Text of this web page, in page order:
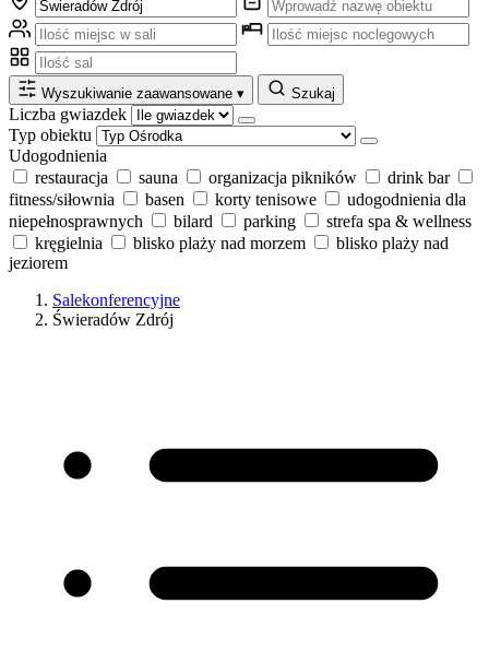
Wyszukiwanie zaawansowane ▾ Szukaj
Liczba gwiazdek
Typ obiektu
Udogodnienia
restauracja
sauna organizacja pikników
drink bar
fitness/siłownia
basen korty tenisowe
udogodnienia dla
niepełnosprawnych
bilard parking
strefa spa & wellness
kręgielnia
blisko plaży nad morzem
blisko plaży nad
jeziorem
Salekonferencyjne
Świeradów Zdrój